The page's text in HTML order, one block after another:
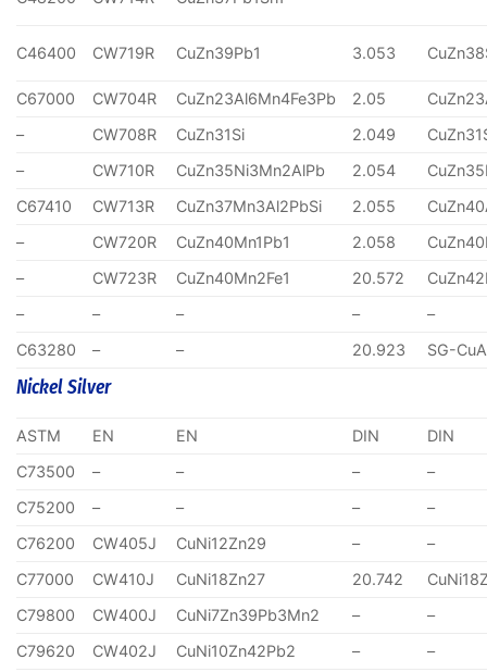
C46400 CW719R CuZn39Pb1 3.053
C67000 CW704R CuZn23Al6Mn4Fe3Pb 2.05
–
CW708R CuZn31Si 2.049
–
CW710R CuZn35Ni3Mn2AlPb 2.054
C67410
CW713R CuZn37Mn3Al2PbSi 2.055
–
CW720R CuZn40Mn1Pb1 2.058
–
CW723R CuZn40Mn2Fe1 20.572
–
– – –
–
C63280
– – 20.923 SG-
Nickel Silver
ASTM EN EN DIN
DIN
C73500
– – –
–
C75200
– – –
–
C76200
CW405J CuNi12Zn29 –
–
C77000
CW410J CuNi18Zn27 20.742
C79800
CW400J CuNi7Zn39Pb3Mn2 –
–
C79620
CW402J CuNi10Zn42Pb2 –
–